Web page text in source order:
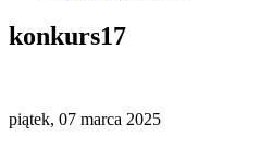
konkurs17
piątek, 07 marca 2025